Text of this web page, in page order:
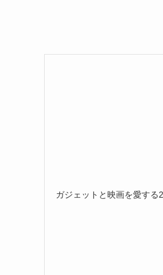
ガジェットと映画を愛する